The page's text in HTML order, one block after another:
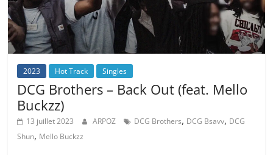
2023 Hot Track Singles
DCG Brothers – Back Out (feat. Mello
Buckzz)
13 juillet 2023 ARPOZ DCG Brothers, DCG Bsavv, DCG
Shun, Mello Buckzz